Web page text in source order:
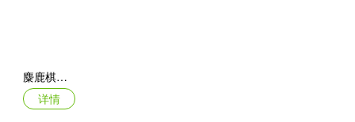
5、收录超高人气棋牌，玩法多样，经典丰富好玩；
6、比牌：从第二轮开始，玩家在投注前可以选择“比牌”，提出比牌的
麋鹿棋牌2026官方版_Android_1.2
详情